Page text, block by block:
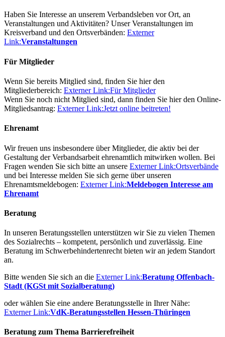
Haben Sie Interesse an unserem Verbandsleben vor Ort, an
Veranstaltungen und Aktivitäten? Unser Veranstaltungen im
Kreisverband und den Ortsverbänden: Externer
Link:Veranstaltungen
Für Mitglieder
Wenn Sie bereits Mitglied sind, finden Sie hier den
Mitgliederbereich: Externer Link:Für Mitglieder
Wenn Sie noch nicht Mitglied sind, dann finden Sie hier den Online-
Mitgliedsantrag: Externer Link:Jetzt online beitreten!
Ehrenamt
Wir freuen uns insbesondere über Mitglieder, die aktiv bei der
Gestaltung der Verbandsarbeit ehrenamtlich mitwirken wollen. Bei
Fragen wenden Sie sich bitte an unsere Externer Link:Ortsverbände
und bei Interesse melden Sie sich gerne über unseren
Ehrenamtsmeldebogen: Externer Link:Meldebogen Interesse am
Ehrenamt
Beratung
In unseren Beratungsstellen unterstützen wir Sie zu vielen Themen
des Sozialrechts – kompetent, persönlich und zuverlässig. Eine
Beratung im Schwerbehindertenrecht bieten wir an jedem Standort
an.
Bitte wenden Sie sich an die Externer Link:Beratung Offenbach-
Stadt (KGSt mit Sozialberatung)
oder wählen Sie eine andere Beratungsstelle in Ihrer Nähe:
Externer Link:VdK-Beratungsstellen Hessen-Thüringen
Beratung zum Thema Barrierefreiheit